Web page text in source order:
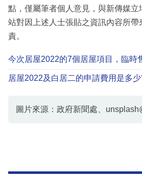
點，僅屬筆者個人意見，與新傳媒立
站對因上述人士張貼之資訊內容所帶
責。
今次居屋2022的7個居屋項目，臨時
居屋2022及白居二的申請費用是多
圖片來源：政府新聞處、